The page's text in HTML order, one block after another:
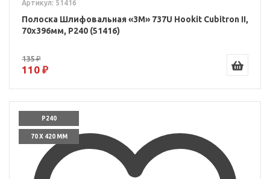
Артикул: 51416
Полоска Шлифовальная «3M» 737U Hookit Cubitron II,
70x396мм, P240 (51416)
135 ₽
110 ₽
P240
70 X 420 ММ